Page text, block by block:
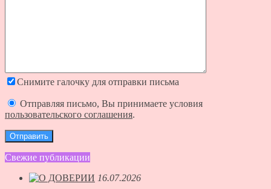
Снимите галочку для отправки письма
Отправляя письмо, Вы принимаете условия
пользовательского соглашения.
Свежие публикации
16.07.2026